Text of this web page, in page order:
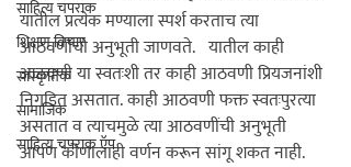
साहित्य चपराक
शिक्षण विचार
सांस्कृतिक
सामाजिक
साहित्य चपराक ऍप
यातील प्रत्येक मण्याला स्पर्श करताच त्या
आठवणींची अनुभूती जाणवते.   यातील काही
आठवणी या स्वतःशी तर काही आठवणी प्रियजनांशी
निगडित असतात. काही आठवणी फक्त स्वतःपुरत्या
असतात व त्याचमुळे त्या आठवणींची अनुभूती
आपण कोणालाही वर्णन करून सांगू शकत नाही.